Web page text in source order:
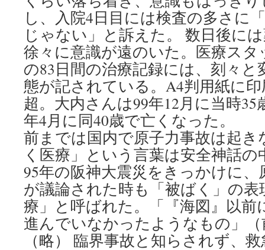
し、入院4日目には検査の多さに
じゃない」と訴えた。 数日後に
徐々に意識が遠のいた。医療ス
の83日間の治療記録には、刻々
態が記されている。A4判用紙に
超。大内さんは99年12月に当時
年4月に同40歳で亡くなっ
前までは国内で原子力事故は起
く医療」という言葉は安全神話
95年の阪神大震災をきっかけに、
が議論された時も「被ばく」の
療」と呼ばれた。「『海図』以前
進んでいなかったようなもの」
（略） 臨界事故と知らされず、